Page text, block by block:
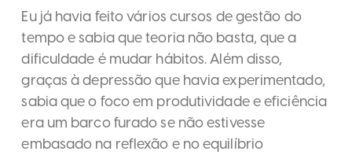
Eu já havia feito vários cursos de gestão do
tempo e sabia que teoria não basta, que a
dificuldade é mudar hábitos. Além disso,
graças à depressão que havia experimentado,
sabia que o foco em produtividade e eficiência
era um barco furado se não estivesse
embasado na reflexão e no equilíbrio